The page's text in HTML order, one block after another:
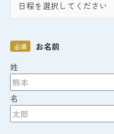
お名前
必須
姓
名